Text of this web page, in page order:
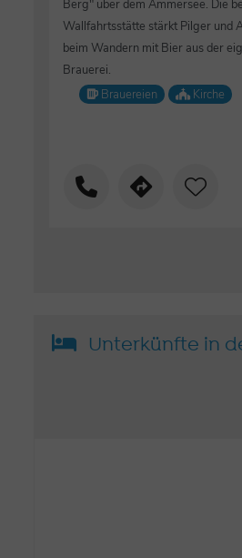
Berg" über dem Ammersee. Die
Wallfahrtsstätte stärkt Pilger und
beim Wandern mit Bier aus der
Brauerei.
Brauereien
Kirche
Unterkünfte in